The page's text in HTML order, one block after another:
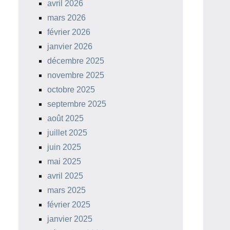
avril 2026
mars 2026
février 2026
janvier 2026
décembre 2025
novembre 2025
octobre 2025
septembre 2025
août 2025
juillet 2025
juin 2025
mai 2025
avril 2025
mars 2025
février 2025
janvier 2025